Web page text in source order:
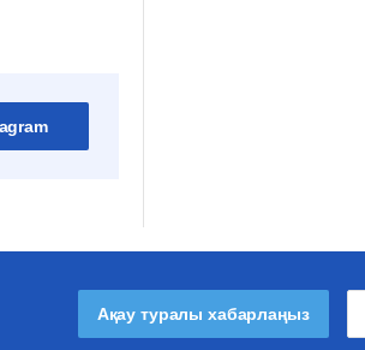
Ақау туралы хабарлаңыз